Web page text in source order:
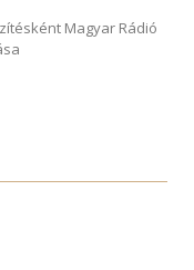
Magyar Rádió